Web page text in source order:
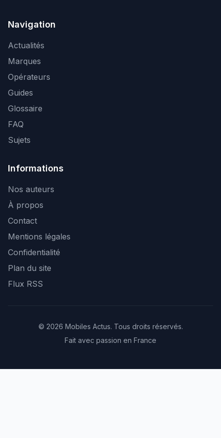
Navigation
Actualités
Marques
Opérateurs
Guides
Glossaire
FAQ
Sujets
Informations
Nos auteurs
À propos
Contact
Mentions légales
Confidentialité
Plan du site
Flux RSS
© 2026 Mobiles Actus. Tous droits réservés.
Fait avec passion en France